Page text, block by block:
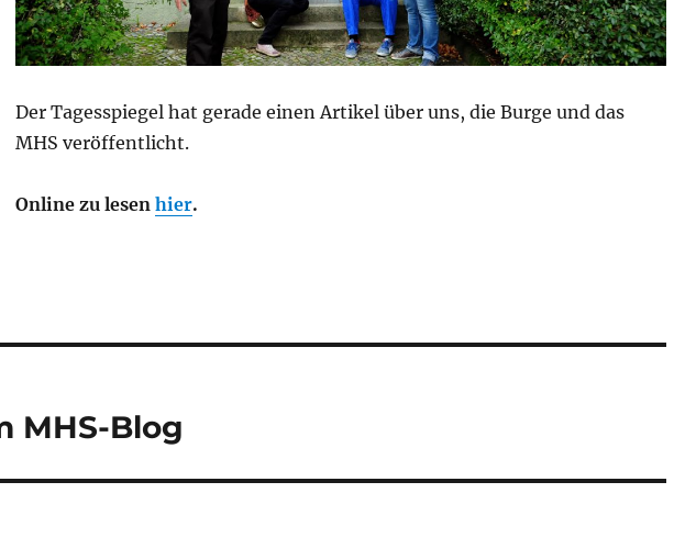
Der Tagesspiegel hat gerade einen Artikel über uns, die Burge und das
MHS veröffentlicht.
Online zu lesen hier.
MHS-Blog